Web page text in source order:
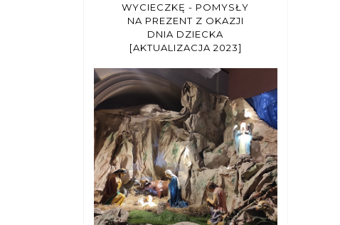
WYCIECZKĘ - POMYSŁY
NA PREZENT Z OKAZJI
DNIA DZIECKA
[AKTUALIZACJA 2023]